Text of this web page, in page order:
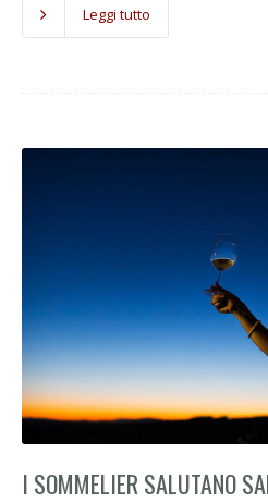
Leggi tutto
I SOMMELIER SALUTANO